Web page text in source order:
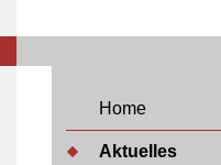
Home
Aktuelles